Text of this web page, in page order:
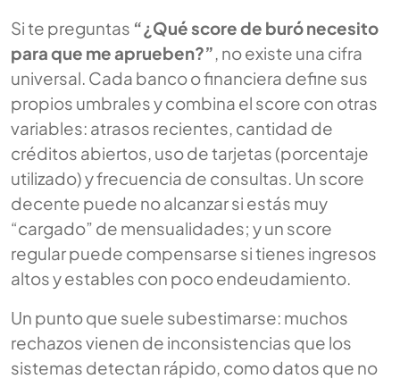
Si te preguntas “¿Qué score de buró necesito
para que me aprueben?” , no existe una cifra
universal. Cada banco o financiera define sus
propios umbrales y combina el score con otras
variables: atrasos recientes, cantidad de
créditos abiertos, uso de tarjetas (porcentaje
utilizado) y frecuencia de consultas. Un score
decente puede no alcanzar si estás muy
“cargado” de mensualidades; y un score
regular puede compensarse si tienes ingresos
altos y estables con poco endeudamiento.
Un punto que suele subestimarse: muchos
rechazos vienen de inconsistencias que los
sistemas detectan rápido, como datos que no